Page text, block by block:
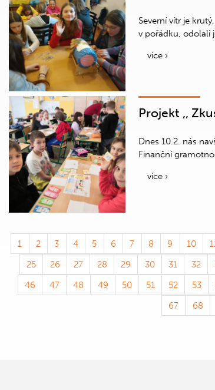
Severní vítr je
v pořádku, odolali
více ›
Projekt ,,
Dnes 10.2. nás
Finanční
více ›
1 2 3 4 5 6 7 8 9 10
25
26 27 28 29 30 31 32
46
47 48 49 50 51 52 53
67
68